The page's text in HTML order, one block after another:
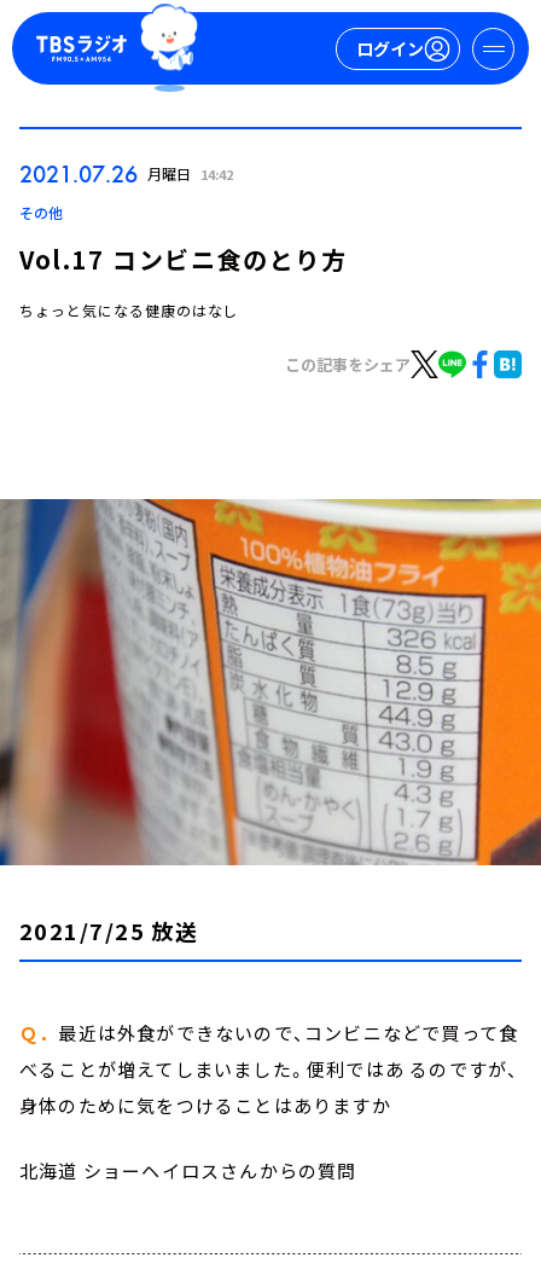
ログイン
トピックス
TBS Podcast
お知らせ
イベント・グッズ
YouTube
会社情報
2021.07.26 月曜日 14:42
その他
Vol.17 コンビニ食のとり方
ちょっと気になる健康のはなし
この記事をシェア
2021/7/25 放送
Ｑ． 最近は外食ができないので、コンビニなどで買って食
べることが増えてしまいました。便利ではあ るのですが、
身体のために気をつけることはありますか
北海道 ショーヘイロスさんからの質問